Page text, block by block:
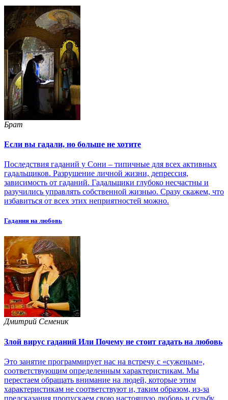
Брат
Если вы гадали, но больше не хотите
Последствия гаданий у Сони – типичные для всех активных
гадальщиков. Разрушение личной жизни, депрессия,
зависимость от гаданий. Гадальщики глубоко несчастны и
разучились управлять собственной жизнью. Сразу скажем, что
избавиться от всех этих неприятностей можно.
Гадания на любовь
Дмитрий Семеник
Злой вирус гаданий Или Почему не стоит гадать на любовь
Это занятие программирует нас на встречу с «суженым»,
соответствующим определенным характеристикам. Мы
перестаем обращать внимание на людей, которые этим
характеристикам не соответствуют и, таким образом, из-за
предсказания пропускаем свою настоящую любовь и судьбу.